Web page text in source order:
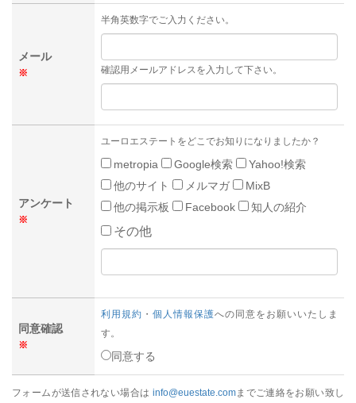
メール
※
半角英数字でご入力ください。
確認用メールアドレスを入力して下さい。
アンケート
※
ユーロエステートをどこでお知りになりましたか？
metropia Google検索
Yahoo!検索
他のサイト
メルマガ
MixB
他の掲示板
Facebook 知人の紹介
その他
同意確認
※
利用規約 ・ 個人情報保護への同意をお願いいたしま
す。
同意する
フォームが送信されない場合は info@euestate.comまでご連絡をお願い致し